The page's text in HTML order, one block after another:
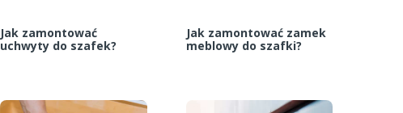
Jak zamontować
uchwyty do szafek?
Jak zamontować zamek
meblowy do szafki?